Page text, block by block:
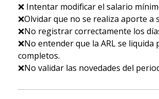
❌ Intentar modificar el salario
❌Olvidar que no se realiza aporte a
❌No registrar correctamente los dí
❌No entender que la ARL se liquida
completos.
❌No validar las novedades del